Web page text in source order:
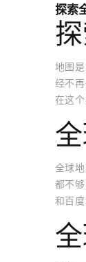
探索
地图
经不
在这
全球
都不
和百